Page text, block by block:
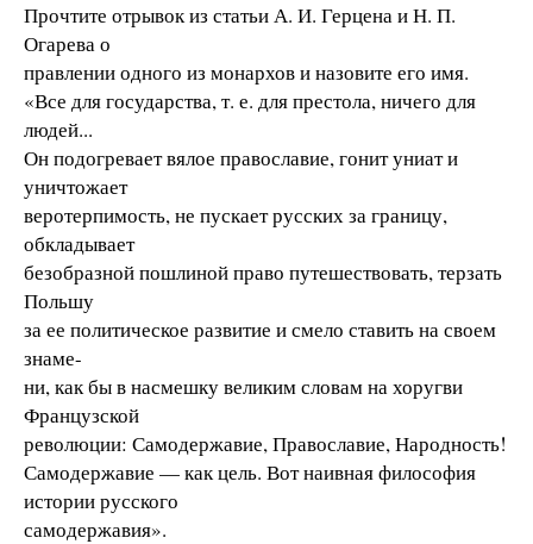
Прочтите отрывок из статьи А. И. Герцена и Н. П.
Огарева о
правлении одного из монархов и назовите его имя.
«Все для государства, т. е. для престола, ничего для
людей...
Он подогревает вялое православие, гонит униат и
уничтожает
веротерпимость, не пускает русских за границу,
обкладывает
безобразной пошлиной право путешествовать, терзать
Польшу
за ее политическое развитие и смело ставить на своем
знаме-
ни, как бы в насмешку великим словам на хоругви
Французской
революции: Самодержавие, Православие, Народность!
Самодержавие — как цель. Вот наивная философия
истории русского
самодержавия».